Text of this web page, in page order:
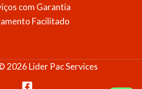
com Garantia
Facilitado
2026 Lider Pac Services